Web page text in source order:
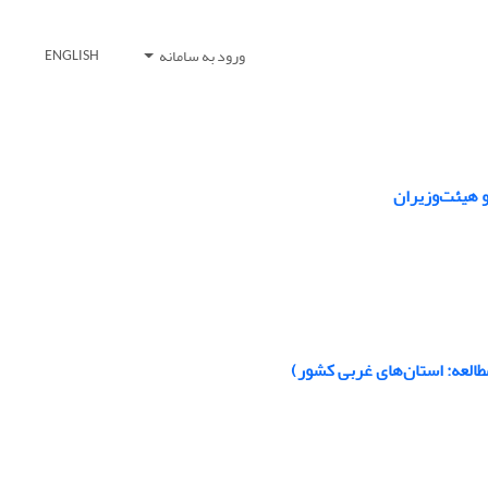
ورود به سامانه ENGLISH
هیئت‌وزیران
استان‌های غربی کشور)